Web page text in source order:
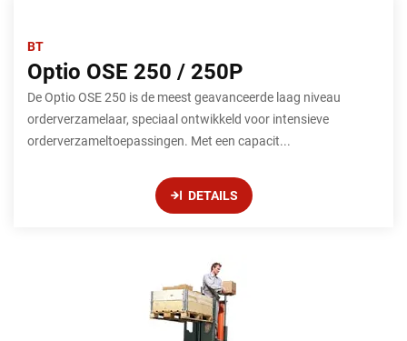
BT
Optio OSE 250 / 250P
De Optio OSE 250 is de meest geavanceerde laag niveau
orderverzamelaar, speciaal ontwikkeld voor intensieve
orderverzameltoepassingen. Met een capacit...
DETAILS